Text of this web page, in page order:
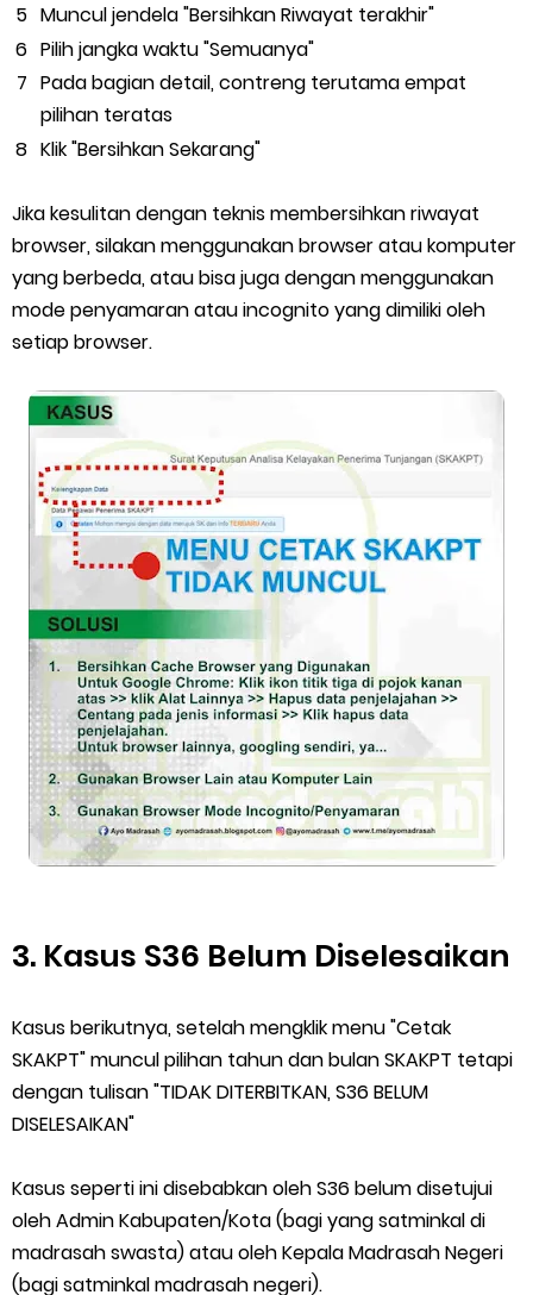
Muncul jendela "Bersihkan Riwayat terakhir"
Pilih jangka waktu "Semuanya"
Pada bagian detail, contreng terutama empat
pilihan teratas
Klik "Bersihkan Sekarang"
Jika kesulitan dengan teknis membersihkan riwayat
browser, silakan menggunakan browser atau komputer
yang berbeda, atau bisa juga dengan menggunakan
mode penyamaran atau incognito yang dimiliki oleh
setiap browser.
3. Kasus S36 Belum Diselesaikan
Kasus berikutnya, setelah mengklik menu "Cetak
SKAKPT" muncul pilihan tahun dan bulan SKAKPT tetapi
dengan tulisan "TIDAK DITERBITKAN, S36 BELUM
DISELESAIKAN"
Kasus seperti ini disebabkan oleh S36 belum disetujui
oleh Admin Kabupaten/Kota (bagi yang satminkal di
madrasah swasta) atau oleh Kepala Madrasah Negeri
(bagi satminkal madrasah negeri).